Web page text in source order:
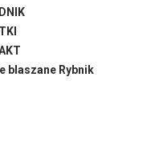
blaszane Rybnik